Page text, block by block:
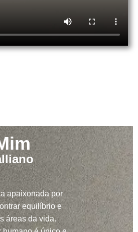
apaixonada por
equilíbrio e
áreas da vida.